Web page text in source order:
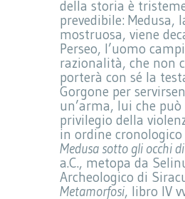
della storia è
prevedibile: Medusa,
mostruosa, viene
Perseo, l’uomo
razionalità, che non
porterà con sé la
Gorgone per
un’arma, lui che
privilegio della
in ordine cronologico
Medusa sotto gli occhi
a.C., metopa da
Archeologico di
Metamorfosi, libro IV